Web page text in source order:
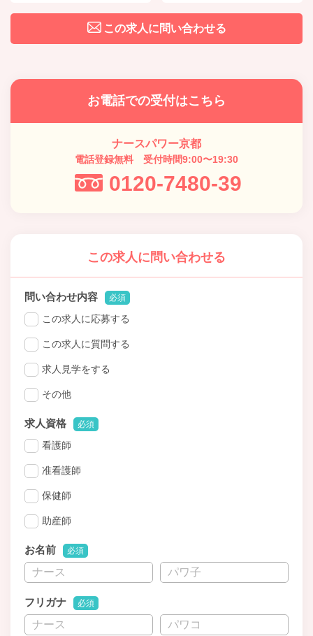
この求人に問い合わせる
お電話での受付はこちら
ナースパワー京都
電話登録無料 受付時間9:00〜19:30
0120-7480-39
この求人に問い合わせる
問い合わせ内容 必須
この求人に応募する
この求人に質問する
求人見学をする
その他
求人資格 必須
看護師
准看護師
保健師
助産師
お名前 必須
フリガナ 必須